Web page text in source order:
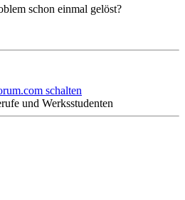
schon einmal gelöst?
schalten
und Werksstudenten